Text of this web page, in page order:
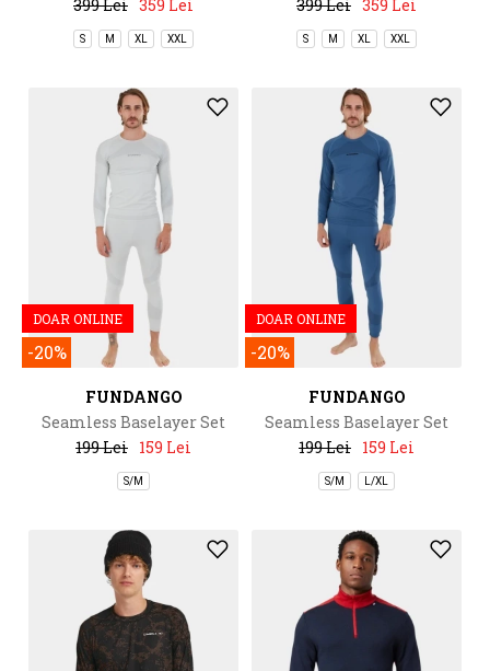
399 Lei 359 Lei
S M XL XXL
399 Lei 359 Lei
S M XL XXL
DOAR ONLINE
-20%
FUNDANGO
Seamless Baselayer Set
199 Lei 159 Lei
S/M
DOAR ONLINE
-20%
FUNDANGO
Seamless Baselayer Set
199 Lei 159 Lei
S/M L/XL